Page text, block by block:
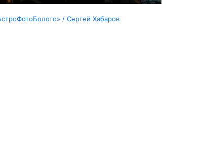
/ Сергей Хабаров